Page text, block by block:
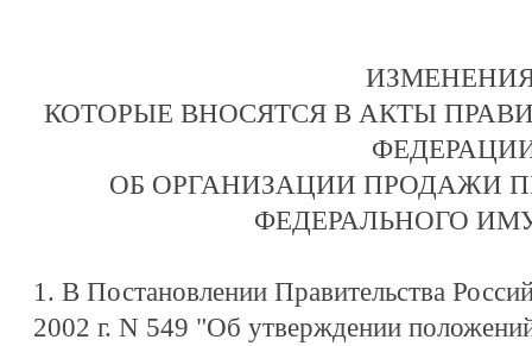
КОТОРЫЕ ВНОСЯТСЯ В АКТЫ
ОБ ОРГАНИЗАЦИИ ПРОДАЖИ
ФЕДЕРАЛЬНОГО
1. В Постановлении Правительства
2002 г. N 549 "Об утверждении